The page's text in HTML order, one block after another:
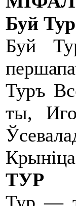
Буй Тур
Буй
Туръ
ты,
ТУР